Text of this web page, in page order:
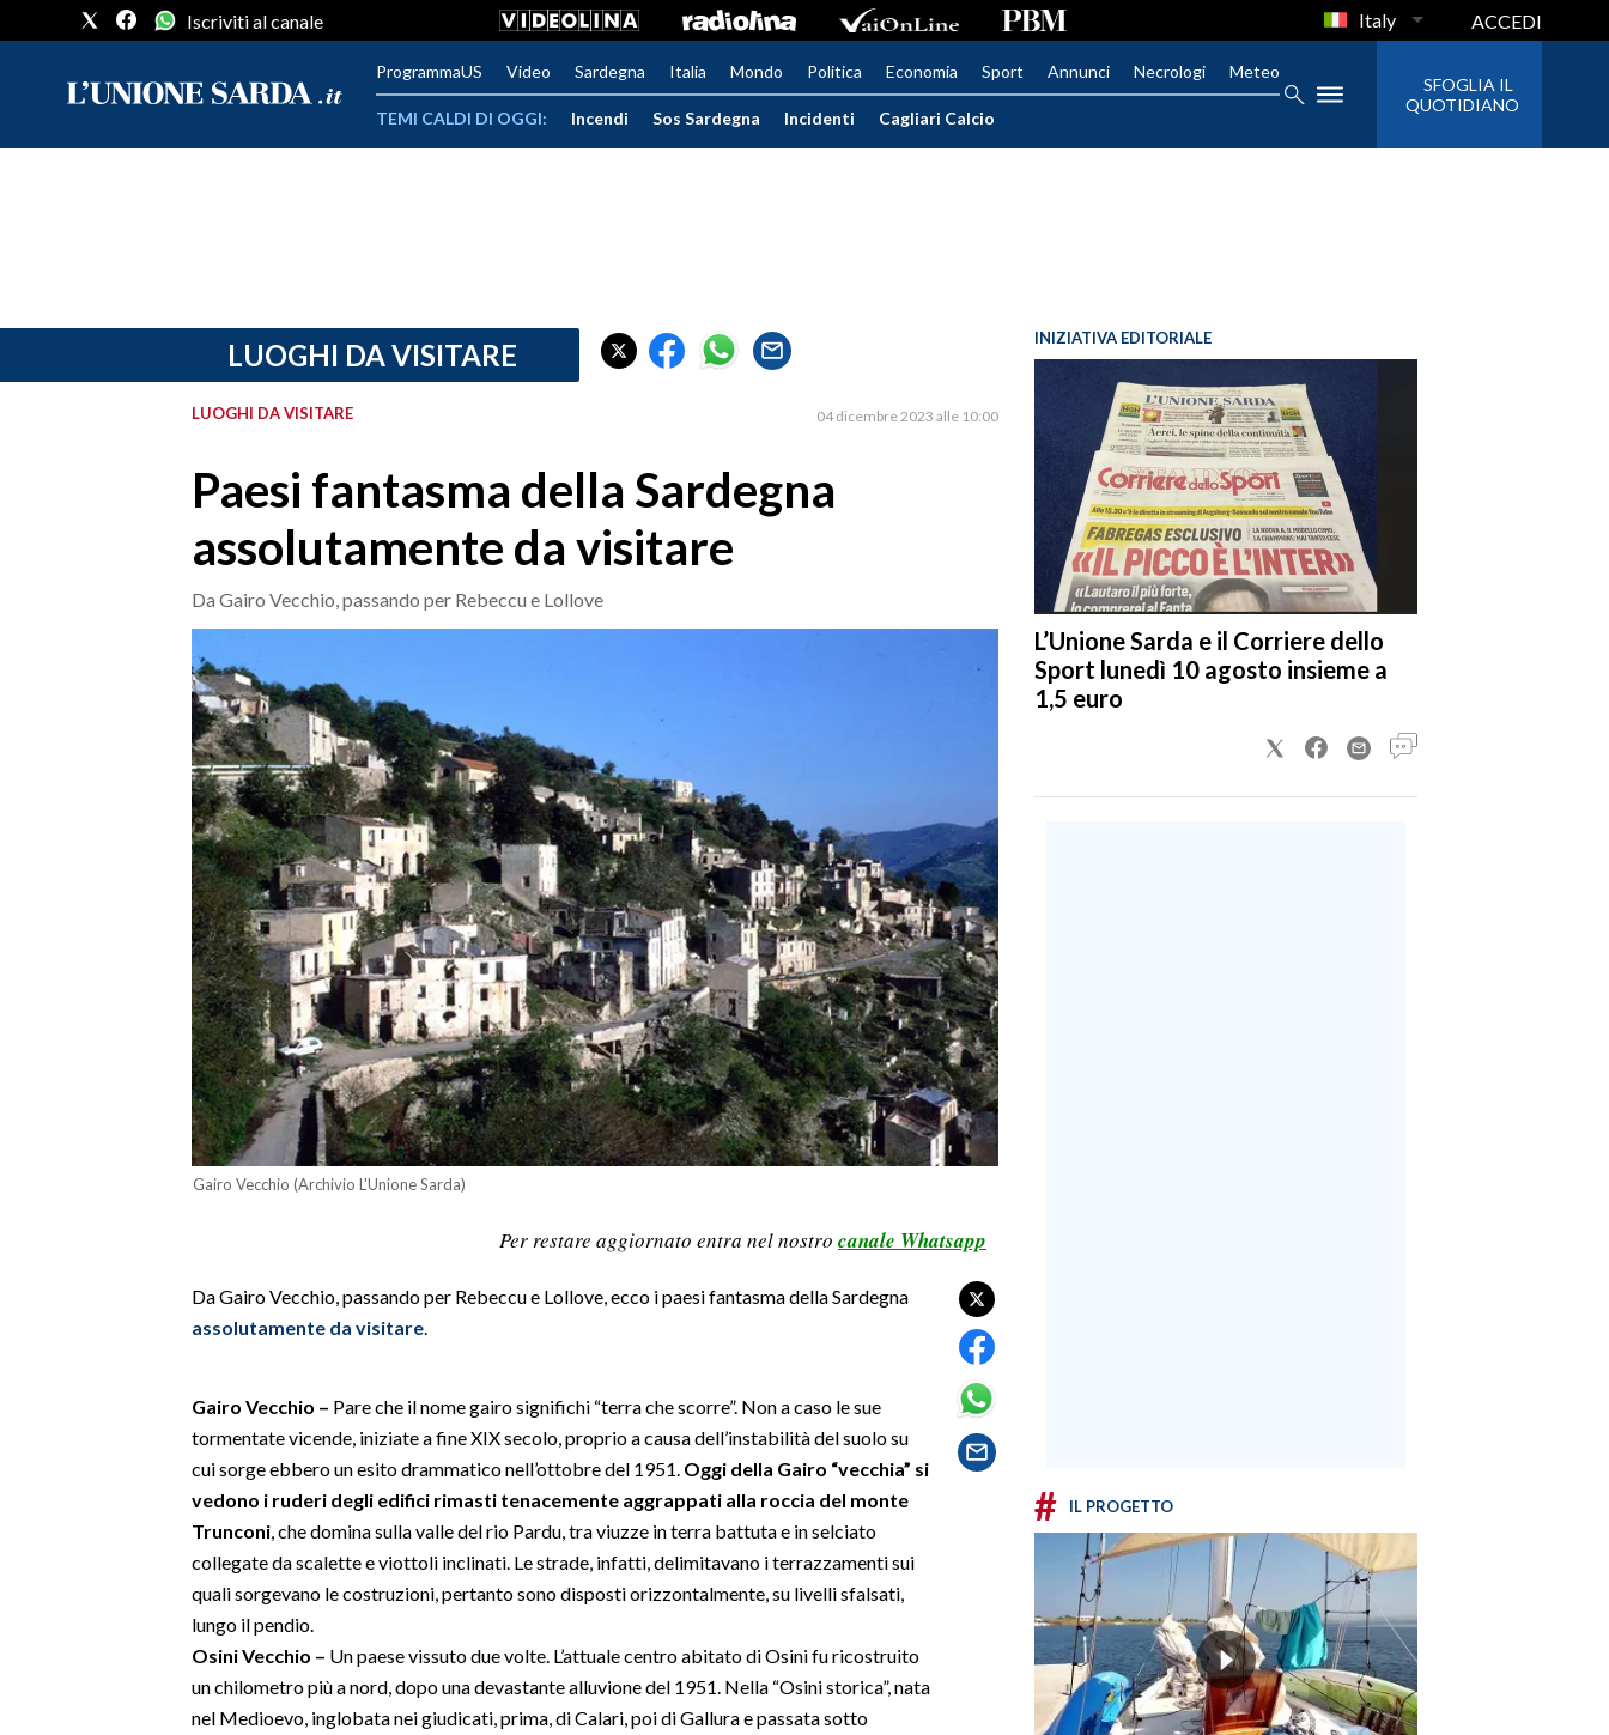
PROVINCIA DI CAGLIARI
SERVIZI ALLE IMPRESE
RISULTATI E CLASSIFICHE
Iscriviti al canale Italy ACCEDI
ProgrammaUS Video Sardegna Italia Mondo Politica Economia Sport Annunci Necrologi Meteo
TEMI CALDI DI OGGI: Incendi Sos Sardegna Incidenti Cagliari Calcio
SFOGLIA IL
QUOTIDIANO
LUOGHI DA VISITARE
LUOGHI DA VISITARE 04 dicembre 2023 alle 10:00
Paesi fantasma della Sardegna
assolutamente da visitare
Da Gairo Vecchio, passando per Rebeccu e Lollove
Gairo Vecchio (Archivio L'Unione Sarda)
Per restare aggiornato entra nel nostro canale Whatsapp
Da Gairo Vecchio, passando per Rebeccu e Lollove, ecco i paesi fantasma della Sardegna
assolutamente da visitare.
Gairo Vecchio – Pare che il nome gairo significhi “terra che scorre”. Non a caso le sue
tormentate vicende, iniziate a fine XIX secolo, proprio a causa dell’instabilità del suolo su
cui sorge ebbero un esito drammatico nell’ottobre del 1951. Oggi della Gairo “vecchia” si
vedono i ruderi degli edifici rimasti tenacemente aggrappati alla roccia del monte
Trunconi, che domina sulla valle del rio Pardu, tra viuzze in terra battuta e in selciato
collegate da scalette e viottoli inclinati. Le strade, infatti, delimitavano i terrazzamenti sui
quali sorgevano le costruzioni, pertanto sono disposti orizzontalmente, su livelli sfalsati,
lungo il pendio.
Osini Vecchio – Un paese vissuto due volte. L’attuale centro abitato di Osini fu ricostruito
un chilometro più a nord, dopo una devastante alluvione del 1951. Nella “Osini storica”, nata
nel Medioevo, inglobata nei giudicati, prima, di Calari, poi di Gallura e passata sotto
INIZIATIVA EDITORIALE
L’Unione Sarda e il Corriere dello
Sport lunedì 10 agosto insieme a
1,5 euro
# IL PROGETTO